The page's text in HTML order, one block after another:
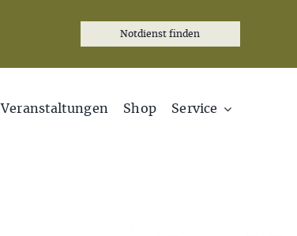
Notdienst finden
Veranstaltungen Shop Service